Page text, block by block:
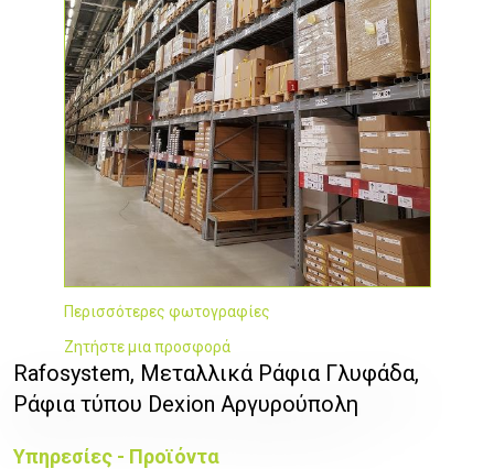
Περισσότερες φωτογραφίες
Ζητήστε μια προσφορά
Rafosystem, Μεταλλικά Ράφια Γλυφάδα,
Ράφια τύπου Dexion Αργυρούπολη
Υπηρεσίες - Προϊόντα